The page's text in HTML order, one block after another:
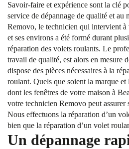
Savoir-faire et expérience sont la clé
service de dépannage de qualité et au
Removo, le technicien qui intervient
et ses environs a été formé durant
réparation des volets roulants. Le
travail de qualité, est alors en mesure
dispose des pièces nécessaires à la
roulant. Quels que soient la marque
dont les fenêtres de votre maison à
votre technicien Removo peut assurer
Nous effectuons la réparation d’un
bien que la réparation d’un volet
Un dépannage